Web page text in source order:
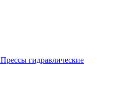
Прессы гидравлические